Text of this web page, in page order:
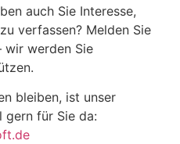
auch Sie Interesse,
verfassen? Melden Sie
wir werden Sie
bleiben, ist unser
gern für Sie da: